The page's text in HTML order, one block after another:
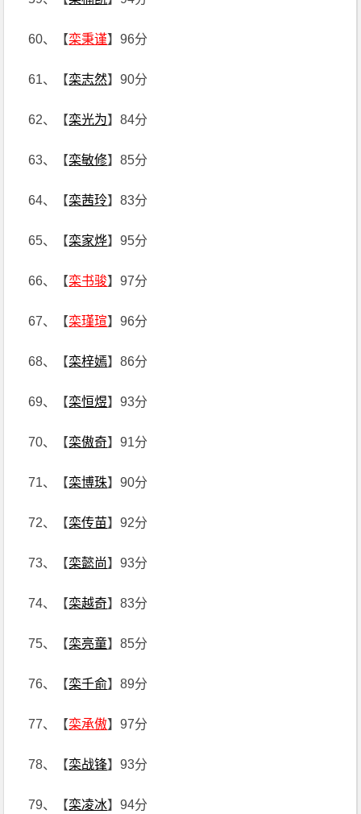
60、【栾秉谨】96分
61、【栾志然】90分
62、【栾光为】84分
63、【栾敏修】85分
64、【栾茜玲】83分
65、【栾家烨】95分
66、【栾书骏】97分
67、【栾瑾瑄】96分
68、【栾梓嫣】86分
69、【栾恒煜】93分
70、【栾傲奇】91分
71、【栾博珠】90分
72、【栾传苗】92分
73、【栾懿尚】93分
74、【栾越奇】83分
75、【栾亮童】85分
76、【栾千俞】89分
77、【栾承傲】97分
78、【栾战锋】93分
79、【栾凌冰】94分